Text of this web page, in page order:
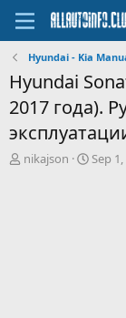
Hyundai - Kia
Hyundai
2017 года).
T
nikajson
S
Sep